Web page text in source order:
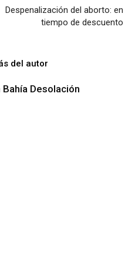
Despenalización del aborto: en
tiempo de descuento
del autor
Bahía Desolación